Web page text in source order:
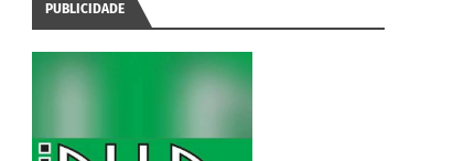
PUBLICIDADE